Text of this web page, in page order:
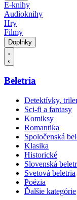
E-knihy
Audioknihy
Hry
Filmy
Doplnky
Beletria
Detektívky,
Sci-fi a fantasy
Komiksy
Romantika
Spoločenská
Klasika
Historické
Slovenská
Svetová beletria
Poézia
Ďalšie kategórie